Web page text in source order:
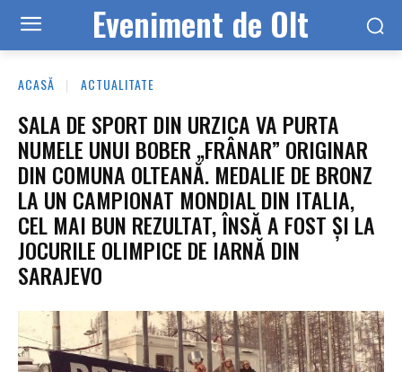
Eveniment de Olt
ACASĂ ACTUALITATE
SALA DE SPORT DIN URZICA VA PURTA
NUMELE UNUI BOBER „FRÂNAR” ORIGINAR
DIN COMUNA OLTEANĂ. MEDALIE DE BRONZ
LA UN CAMPIONAT MONDIAL DIN ITALIA,
CEL MAI BUN REZULTAT, ÎNSĂ A FOST ȘI LA
JOCURILE OLIMPICE DE IARNĂ DIN
SARAJEVO